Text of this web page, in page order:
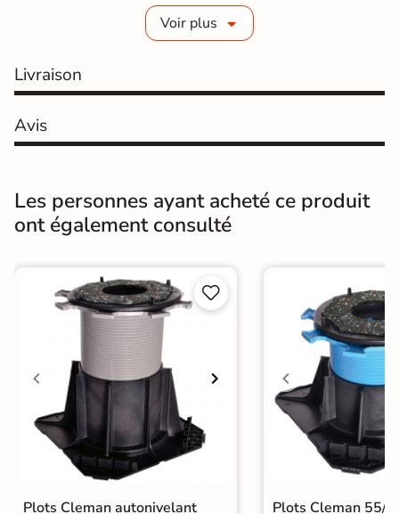
Grès cérame émaillé
Grès cérame épaisseur 2 cm
Epaisseur
Coefficient
antidérapant
l'usure
GR5 - Ultra-résistant
Masse colorée
Surface
Nombres de
tampons
24
Résistant au Gel Oui
Variation de la
Voir plus
Livraison
Avis
Les personnes ayant acheté ce produit
ont également consulté


Plots Cleman autonivelant
Plots Cleman 55/